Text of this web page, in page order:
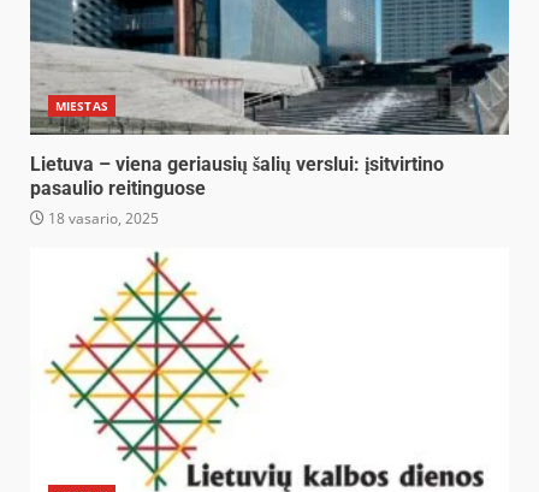
MIESTAS
Lietuva – viena geriausių šalių verslui: įsitvirtino
pasaulio reitinguose
18 vasario, 2025